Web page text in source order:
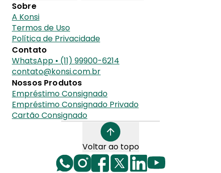
Sobre
A Konsi
Termos de Uso
Política de Privacidade
Contato
WhatsApp • (11) 99900-6214
contato@konsi.com.br
Nossos Produtos
Empréstimo Consignado
Empréstimo Consignado Privado
Cartão Consignado
Voltar ao topo